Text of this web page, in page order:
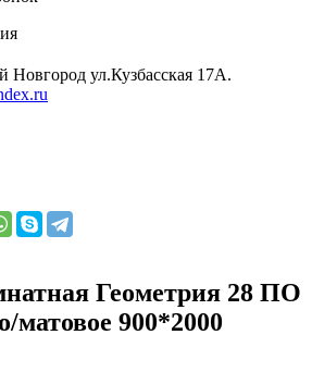
ул.Кузбасская 17А.
Геометрия 28 ПО
матовое 900*2000